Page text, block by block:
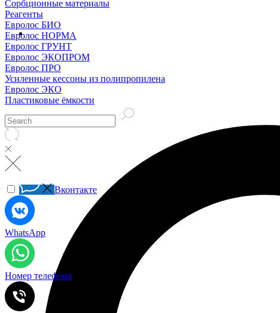
Сорбционные материалы
Реагенты
Евролос БИО
Евролос НОРМА
Евролос ГРУНТ
Евролос ЭКОПРОМ
Евролос ПРО
Усиленные кессоны из полипропилена
Евролос ЭКО
Пластиковые ёмкости
Вконтакте
WhatsApp
Номер телефона